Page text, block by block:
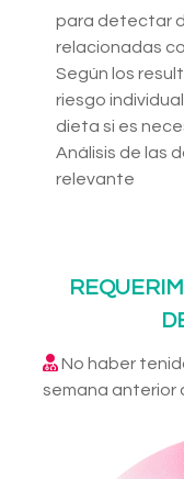
para detectar
relacionadas
Según los
riesgo
dieta si es
Análisis de las
relevante
No haber
semana anterior